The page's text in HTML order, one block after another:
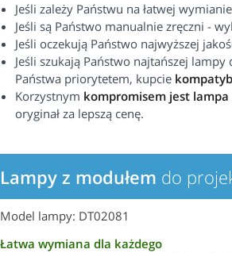
Jeśli zależy Państwu na łatwej
Jeśli są Państwo manualnie zręczni -
Jeśli oczekują Państwo najwyższej
Jeśli szukają Państwo najtańszej
Państwa priorytetem, kupcie
Korzystnym kompromisem jest
oryginał za lepszą cenę.
Lampy z modułem do
Model lampy: DT02081
Łatwa wymiana dla każdego